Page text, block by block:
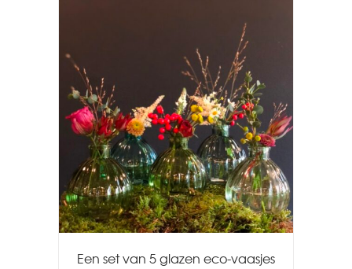
Een set van 5 glazen eco-vaasjes